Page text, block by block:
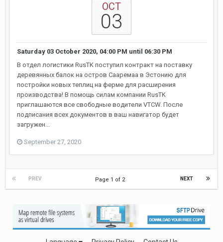
OCT
03
Saturday 03 October 2020, 04:00 PM until 06:30 PM
В отдел логистики RusTK поступил контракт на поставку
деревянных балок на остров Сааремаа в Эстонию для
постройки новых теплиц на ферме для расширения
производства! В помощь силам компании RusTK
приглашаются все свободные водители VTCW. После
подписания всех документов в ваш навигатор будет
загружен...
September 27, 2020
PREV NEXT
Page 1 of 2